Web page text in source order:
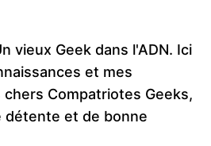
vieux Geek dans l'ADN. Ici
et mes
Compatriotes Geeks,
détente et de bonne